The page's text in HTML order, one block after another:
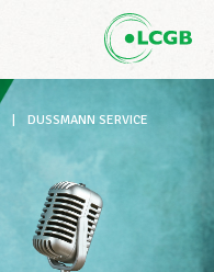
DUSSMANN SERVICE